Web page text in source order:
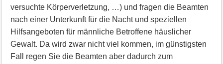
versuchte Körperverletzung, …) und fragen die Beamten
nach einer Unterkunft für die Nacht und speziellen
Hilfsangeboten für männliche Betroffene häuslicher
Gewalt. Da wird zwar nicht viel kommen, im günstigsten
Fall regen Sie die Beamten aber dadurch zum